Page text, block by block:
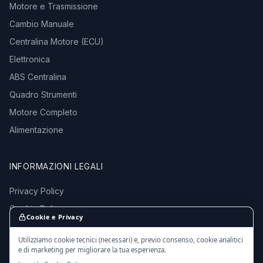
Motore e Trasmissione
Cambio Manuale
Centralina Motore (ECU)
Elettronica
ABS Centralina
Quadro Strumenti
Motore Completo
Alimentazione
INFORMAZIONI LEGALI
Privacy Policy
Cookie Policy
Termini e Condizioni
Cookie e Privacy
Utilizziamo cookie tecnici (necessari) e, previo consenso, cookie analitici
e di marketing per migliorare la tua esperienza.